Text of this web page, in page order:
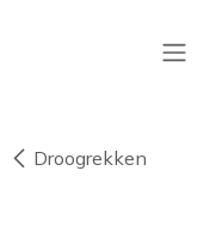
Droogrekken